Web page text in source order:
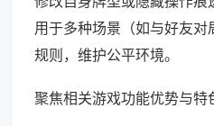
用于多种场景（如与好友
规则，维护公平环境。
聚焦相关游戏功能优势与特